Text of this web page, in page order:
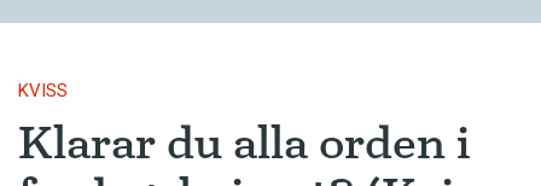
KVISS
Klarar du alla orden i